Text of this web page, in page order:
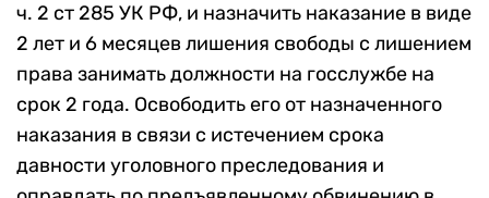
ч. 2 ст 285 УК РФ, и назначить наказание в виде
2 лет и 6 месяцев лишения свободы с лишением
права занимать должности на госслужбе на
срок 2 года. Освободить его от назначенного
наказания в связи с истечением срока
давности уголовного преследования и